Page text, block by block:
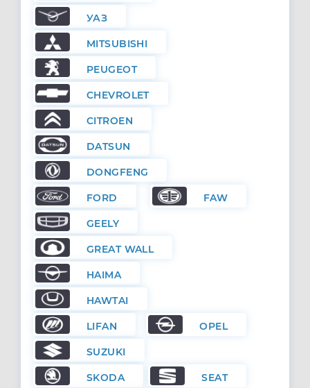
УАЗ
MITSUBISHI
PEUGEOT
CHEVROLET
CITROEN
DATSUN
DONGFENG
FORD FAW
GEELY
GREAT WALL
HAIMA
HAWTAI
LIFAN OPEL
SUZUKI
SKODA SEAT